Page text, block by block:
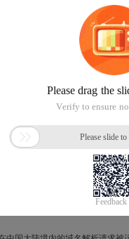
受骗！
完成绑定。